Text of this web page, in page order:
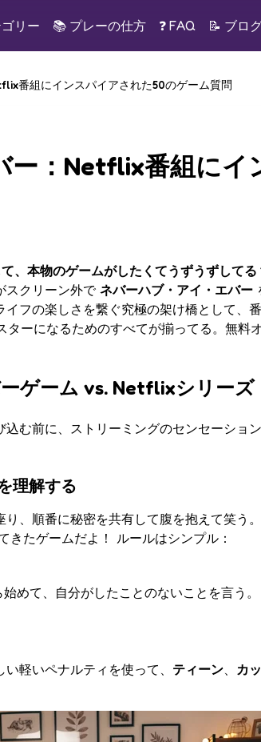
リー 📚 プレーの仕方 ❓ FAQ 📝 ブロ
番組にインスパイアされた50のゲーム質問
ー：Netflix番組にイ
、本物のゲームがしたくてうずうずしてる
スクリーン外で ネバーハブ・アイ・エバー
フの楽しさを繋ぐ究極の架け橋として、
ーになるためのすべてが揃ってる。無料
ゲーム vs. Netflixシリーズ
む前に、ストリーミングのセンセーショ
理解する
、順番に秘密を共有して腹を抱えて笑う
たゲームだよ！ ルールはシンプル：
めて、自分がしたことのないことを言う。
軽いペナルティを使って、 ティーン カ